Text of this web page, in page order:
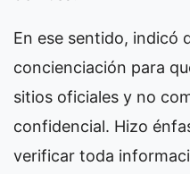
En ese sentido, indicó
concienciación para
sitios oficiales y no
confidencial. Hizo
verificar toda